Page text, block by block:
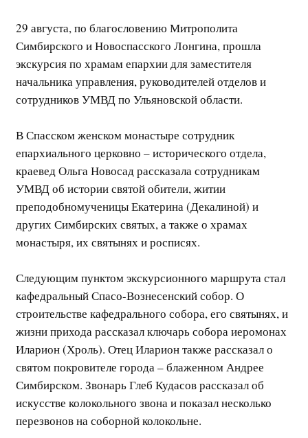
29 августа, по благословению Митрополита
Симбирского и Новоспасского Лонгина, прошла
экскурсия по храмам епархии для заместителя
начальника управления, руководителей отделов и
сотрудников УМВД по Ульяновской области.
В Спасском женском монастыре сотрудник
епархиального церковно – исторического отдела,
краевед Ольга Новосад рассказала сотрудникам
УМВД об истории святой обители, житии
преподобномученицы Екатерина (Декалиной) и
других Симбирских святых, а также о храмах
монастыря, их святынях и росписях.
Следующим пунктом экскурсионного маршрута стал
кафедральный Спасо-Вознесенский собор. О
строительстве кафедрального собора, его святынях, и
жизни прихода рассказал ключарь собора иеромонах
Иларион (Хроль). Отец Иларион также рассказал о
святом покровителе города – блаженном Андрее
Симбирском. Звонарь Глеб Кудасов рассказал об
искусстве колокольного звона и показал несколько
перезвонов на соборной колокольне.